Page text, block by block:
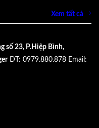
Xem tất cả
số 23, P.Hiệp Bình,
ĐT: 0979.880.878 Email: